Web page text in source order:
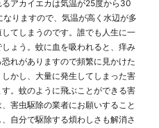
アカイエカは気温が25度から30
りますので、気温が高く水辺が多
てしまうのです。誰でも人生に一
ょう。蚊に血を吸われると、痒み
れがありますので頻繁に見かけた
かし、大量に発生してしまった害
。蚊のように飛ぶことができる害
害虫駆除の業者にお願いすること
自分で駆除する煩わしさも解消さ